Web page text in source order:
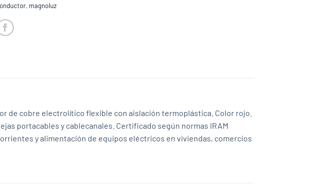
, magnoluz
de cobre electrolítico flexible con aislación termoplástica. Color rojo.
portacables y cablecanales. Certificado según normas IRAM
y alimentación de equipos eléctricos en viviendas, comercios